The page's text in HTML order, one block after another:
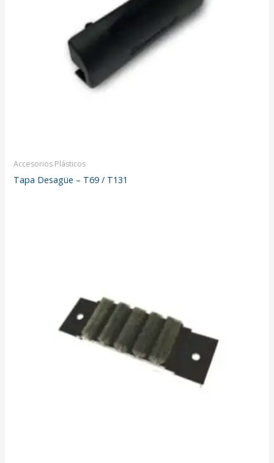
Accesorios Plásticos
Tapa Desagüe – T69 / T131